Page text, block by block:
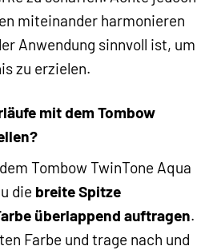
miteinander harmonieren
Anwendung sinnvoll ist, um
zu erzielen.
mit dem Tombow
Tombow TwinTone Aqua
die breite Spitze
überlappend auftragen.
Farbe und trage nach und